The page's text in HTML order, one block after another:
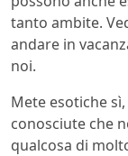
tanto ambite.
andare in
noi.
Mete esotiche
conosciute che
qualcosa di